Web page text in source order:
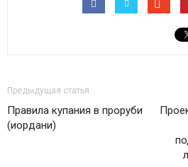
Предыдущая статья
Правила купания в проруби
(иордани)